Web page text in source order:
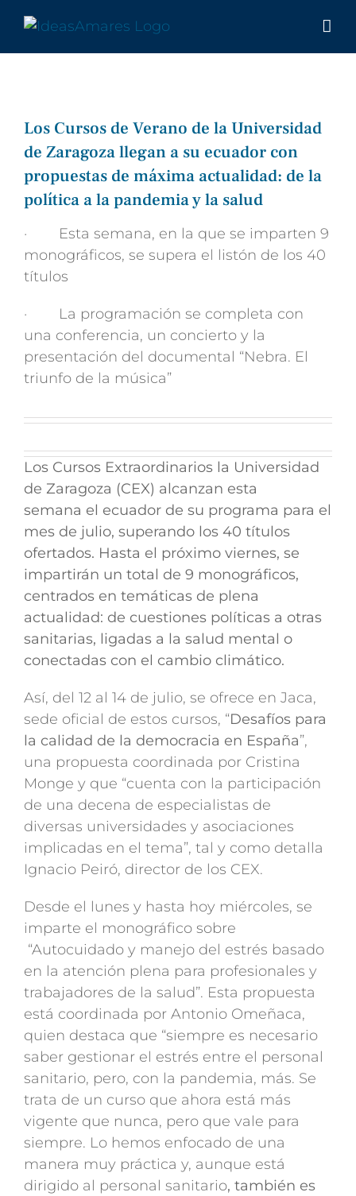
contenido
Los Cursos de Verano de la Universidad
de Zaragoza llegan a su ecuador con
propuestas de máxima actualidad: de la
política a la pandemia y la salud
· Esta semana, en la que se imparten 9
monográficos, se supera el listón de los 40
títulos
· La programación se completa con
una conferencia, un concierto y la
presentación del documental “Nebra. El
triunfo de la música”
Los Cursos Extraordinarios la Universidad
de Zaragoza (CEX) alcanzan esta
semana el ecuador de su programa para el
mes de julio, superando los 40 títulos
ofertados. Hasta el próximo viernes, se
impartirán un total de 9 monográficos,
centrados en temáticas de plena
actualidad: de cuestiones políticas a otras
sanitarias, ligadas a la salud mental o
conectadas con el cambio climático.
Así, del 12 al 14 de julio, se ofrece en Jaca,
sede oficial de estos cursos, “Desafíos para
la calidad de la democracia en España”,
una propuesta coordinada por Cristina
Monge y que “cuenta con la participación
de una decena de especialistas de
diversas universidades y asociaciones
implicadas en el tema”, tal y como detalla
Ignacio Peiró, director de los CEX.
Desde el lunes y hasta hoy miércoles, se
imparte el monográfico sobre
“Autocuidado y manejo del estrés basado
en la atención plena para profesionales y
trabajadores de la salud”. Esta propuesta
está coordinada por Antonio Omeñaca,
quien destaca que “siempre es necesario
saber gestionar el estrés entre el personal
sanitario, pero, con la pandemia, más. Se
trata de un curso que ahora está más
vigente que nunca, pero que vale para
siempre. Lo hemos enfocado de una
manera muy práctica y, aunque está
dirigido al personal sanitario, también es